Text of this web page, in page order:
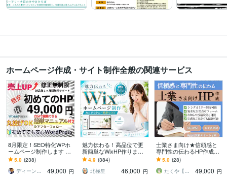
ホームページ作成・サイト制作全般の関連サービス
8月限定！SEO特化WPホ
ームページ制作します ス
マホ対応＆初心者向けWP
サイト制作【49,000円】
5.0 (238)
ディーン＠お値段以上！
49,000 円
魅力伝わる！高品位で更
新簡単なWixHP作ります
wix五ツ星パートナーが作
るスッキリきれいな集客
ホームページ
4.9 (384)
北極星
46,000 円
士業さま向け★信頼感と
専門性の伝わるHP作成し
ます 弁護士様、司法書士
様、行政書士様、社労士
様、税理士様向けに！
5.0 (28)
たくや【WEB制作 G_conure】
49,000 円